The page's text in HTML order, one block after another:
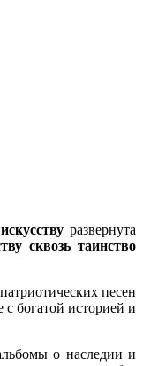
развернута
сквозь таинство
песен
богатой историей и
о наследии и